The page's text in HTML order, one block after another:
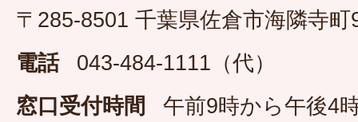
〒285-8501 千葉県佐倉市海隣寺町
電話
043-484-1111（代）
窓口受付時間
午前9時から午後4